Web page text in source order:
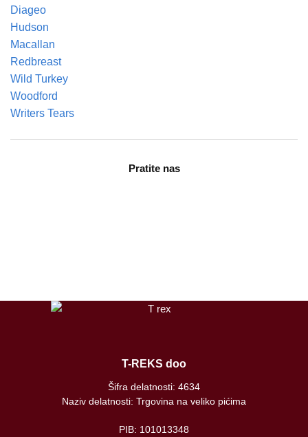
Diageo
Hudson
Macallan
Redbreast
Wild Turkey
Woodford
Writers Tears
Pratite nas
T-REKS doo
Šifra delatnosti: 4634
Naziv delatnosti: Trgovina na veliko pićima
PIB: 101013348